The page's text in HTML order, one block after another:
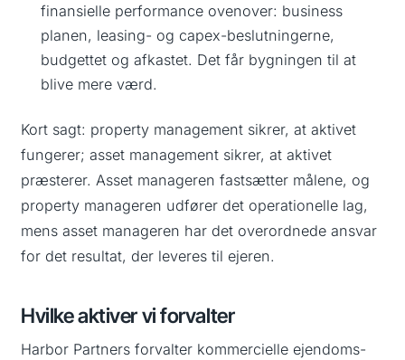
finansielle performance ovenover: business
planen, leasing- og capex-beslutningerne,
budgettet og afkastet. Det får bygningen til at
blive mere værd.
Kort sagt: property management sikrer, at aktivet
fungerer; asset management sikrer, at aktivet
præsterer. Asset manageren fastsætter målene, og
property manageren udfører det operationelle lag,
mens asset manageren har det overordnede ansvar
for det resultat, der leveres til ejeren.
Hvilke aktiver vi forvalter
Harbor Partners forvalter kommercielle ejendoms-